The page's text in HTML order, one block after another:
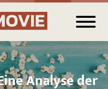
Analyse der